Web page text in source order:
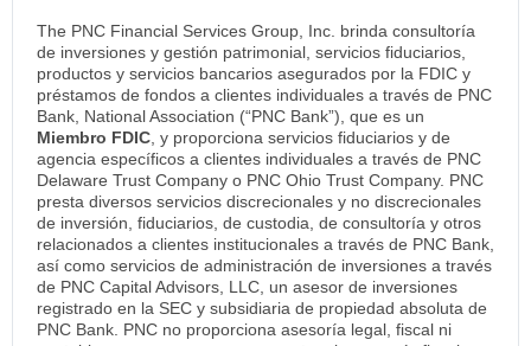
The PNC Financial Services Group, Inc. brinda consultoría
de inversiones y gestión patrimonial, servicios fiduciarios,
productos y servicios bancarios asegurados por la FDIC y
préstamos de fondos a clientes individuales a través de PNC
Bank, National Association (“PNC Bank”), que es un
Miembro FDIC, y proporciona servicios fiduciarios y de
agencia específicos a clientes individuales a través de PNC
Delaware Trust Company o PNC Ohio Trust Company. PNC
presta diversos servicios discrecionales y no discrecionales
de inversión, fiduciarios, de custodia, de consultoría y otros
relacionados a clientes institucionales a través de PNC Bank,
así como servicios de administración de inversiones a través
de PNC Capital Advisors, LLC, un asesor de inversiones
registrado en la SEC y subsidiaria de propiedad absoluta de
PNC Bank. PNC no proporciona asesoría legal, fiscal ni